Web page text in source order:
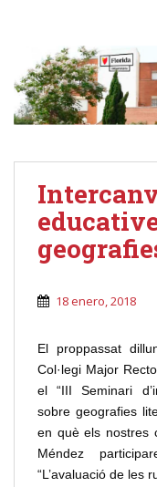
18 enero, 2018
El proppassat
Col·legi Major
el “III Seminari
sobre geografies
en què els nostres
Méndez
“L’avaluació de les